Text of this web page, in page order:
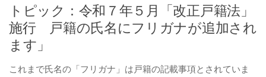
トピック：令和７年５月「改正戸籍法」
施行 戸籍の氏名にフリガナが追加され
ます」
これまで氏名の「フリガナ」は戸籍の記載事項とされていま